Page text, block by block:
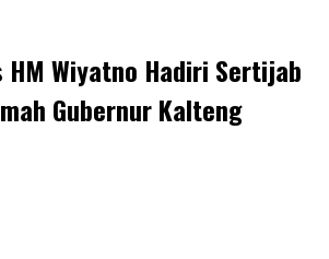
HM Wiyatno Hadiri Sertijab
Gubernur Kalteng